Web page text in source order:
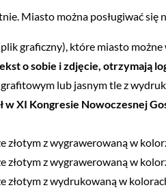
Miasto można posługiwać się
graficzny), które miasto
o sobie i zdjęcie, otrzymają
lub jasnym tle z
w XI Kongresie Nowoczesnej
z wygrawerowaną w
z wygrawerowaną w
z wydrukowaną w